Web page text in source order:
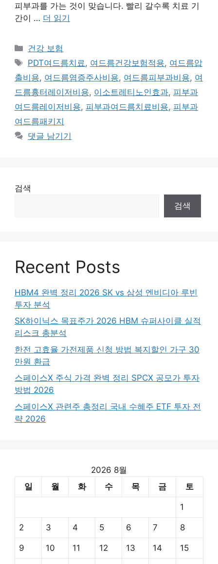
피부과를 가는 것이 맞습니다. 빨리 갈수록 치료 기
간이 … 더 읽기
카
테
리
건강 보험
태
그
PDT여드름치료 , 여드름건강보험적용, 여드름압
출비용, 여드름염증주사비용, 여드름피부과비용, 여
드름흉터레이저비용, 이소트레티노인효과, 피부과
여드름레이저비용, 피부과여드름치료비용, 피부과
여드름패키지
댓글 남기기
검색
검색
Recent Posts
HBM4 완벽 정리 2026 SK vs 삼성 엔비디아 루빈
투자 분석
SK하이닉스 목표주가 2026 HBM 슈퍼사이클 실적
리스크 총분석
한전 고효율 가전제품 신청 방법 복지할인 가구 30
만원 환급
스페이스X 주식 가격 완벽 정리 SPCX 공모가 투자
방법 2026
스페이스X 관련주 총정리 국내 수혜주 ETF 투자 전
략 2026
2026 8월
일
월 화 수 목 금 토
1
2 3 4 5 6 7 8
9 10 11 12 13 14 15